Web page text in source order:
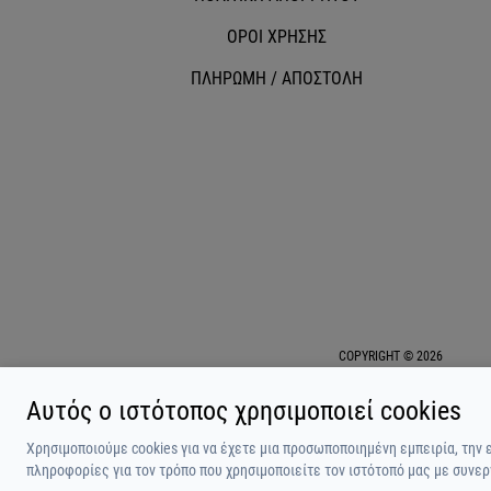
ΟΡΟΙ ΧΡΗΣΗΣ
ΠΛΗΡΩΜΗ / ΑΠΟΣΤΟΛΗ
COPYRIGHT © 2026
Αυτός ο ιστότοπος χρησιμοποιεί cookies
Χρησιμοποιούμε cookies για να έχετε μια προσωποποιημένη εμπειρία,
πληροφορίες για τον τρόπο που χρησιμοποιείτε τον ιστότοπό μας με